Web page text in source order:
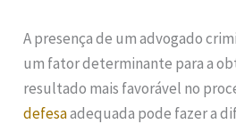
A presença de um advogado
um fator determinante para a
resultado mais favorável no
defesaadequada pode fazer a